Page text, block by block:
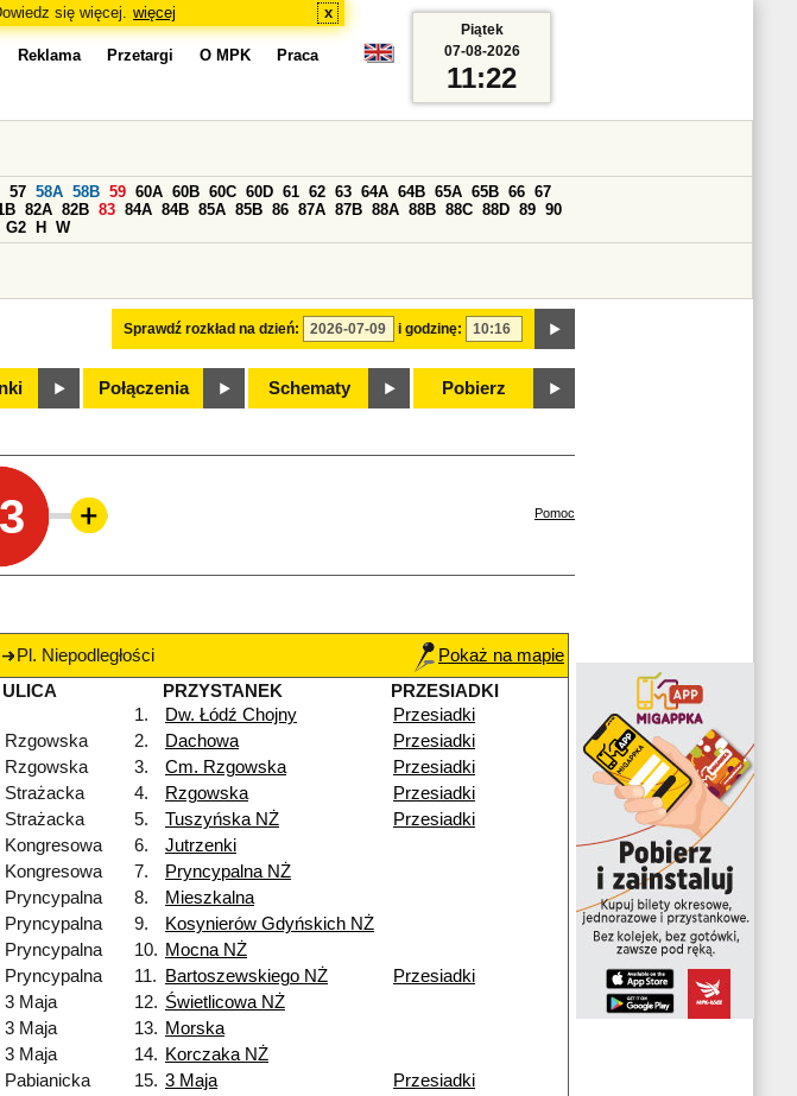
się więcej. więcej x
Reklama Przetargi O MPK Praca
Sprawdź rozkład na dzień: i godzinę:
57 58A 58B 59 60A 60B 60C 60D 61 62 63 64A 64B 65A 65B 66 67
82A 82B 83 84A 84B 85A 85B 86 87A 87B 88A 88B 88C 88D 89 90
G2 H W
Połączenia Schematy Pobierz
Piątek
07-08-2026
11:22
Pomoc
Pl. Niepodległości
Pokaż na mapie
ULICA
PRZYSTANEK
PRZESIADKI
1.
Dw. Łódź Chojny
Przesiadki
Rzgowska
2. Dachowa
Przesiadki
Rzgowska
3. Cm. Rzgowska
Przesiadki
Strażacka
4. Rzgowska
Przesiadki
Strażacka
5. Tuszyńska NŻ
Przesiadki
Kongresowa
6.
Jutrzenki
Kongresowa
7.
Pryncypalna NŻ
Pryncypalna
8.
Mieszkalna
Pryncypalna
9.
Kosynierów Gdyńskich NŻ
Pryncypalna
10. Mocna NŻ
Pryncypalna
11. Bartoszewskiego NŻ
Przesiadki
3 Maja
12. Świetlicowa NŻ
3 Maja
13. Morska
3 Maja
14. Korczaka NŻ
Pabianicka
15. 3 Maja
Przesiadki